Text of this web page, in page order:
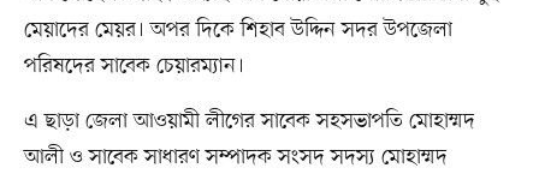
মেয়াদের মেয়র। অপর দিকে শিহাব উদ্দিন সদর উপজেলা
পরিষদের সাবেক চেয়ারম্যান।
এ ছাড়া জেলা আওয়ামী লীগের সাবেক সহসভাপতি মোহাম্মদ
আলী ও সাবেক সাধারণ সম্পাদক সংসদ সদস্য মোহাম্মদ